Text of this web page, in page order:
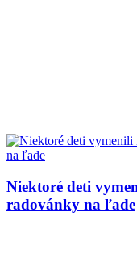
Niektoré deti
radovánky na ľade